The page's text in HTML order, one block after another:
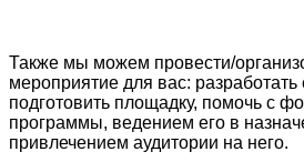
Также мы можем провести/
мероприятие для вас: разработать
подготовить площадку, помочь с
программы, ведением его в
привлечением аудитории на него.